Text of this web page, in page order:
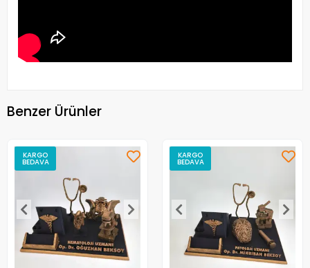
Benzer Ürünler
KARGO
BEDAVA
KARGO
BEDAVA